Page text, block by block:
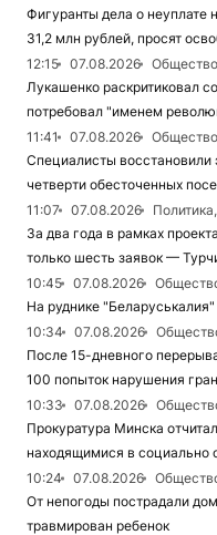
Фигуранты дела о неуплате
31,2 млн рублей, просят
12:15
07.08.2026
Лукашенко раскритиковал
потребовал "именем
11:41
07.08.2026
Общество
Специалисты
четверти обесточенных
11:07
07.08.2026
За два года в рамках
только шесть заявок —
10:45
07.08.2026
На руднике
10:34
07.08.2026
После 15-дневного
100 попыток нарушения
10:33
07.08.2026
Прокуратура Минска
находящимися в социально
10:24
07.08.2026
От непогоды пострадали
травмирован ребенок